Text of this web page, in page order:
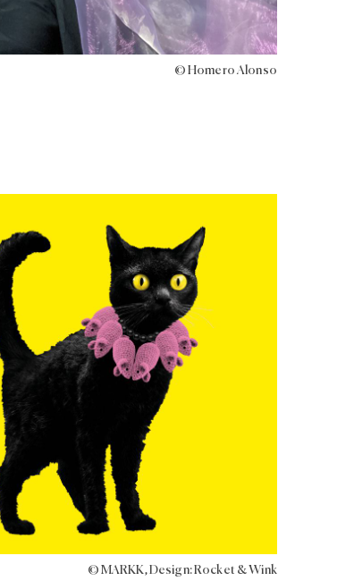
© Homero Alonso
© MARKK, Design: Rocket & Wink